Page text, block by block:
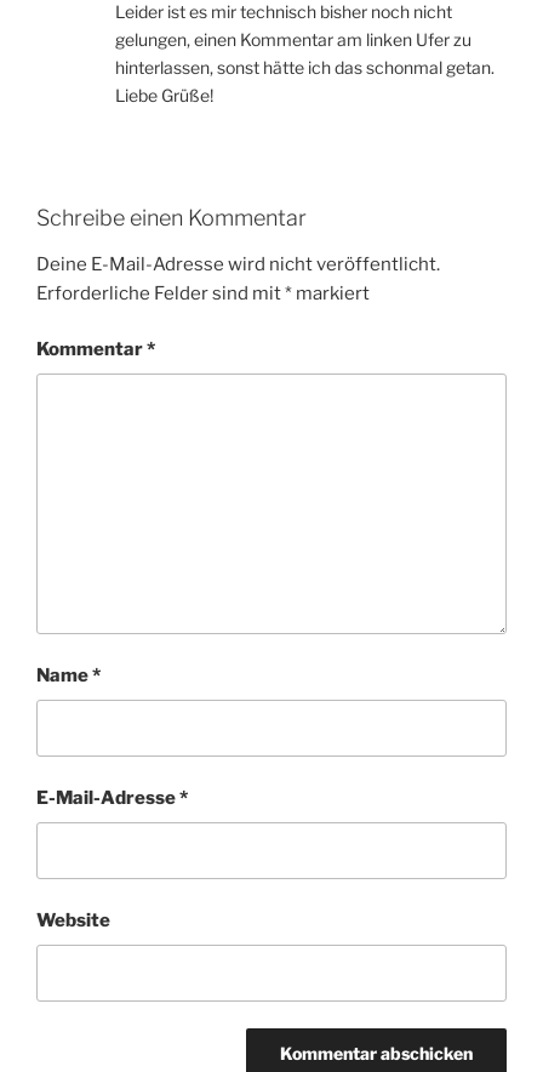
Leider ist es mir technisch bisher noch nicht
gelungen, einen Kommentar am linken Ufer zu
hinterlassen, sonst hätte ich das schonmal getan.
Liebe Grüße!
Schreibe einen Kommentar
Deine E-Mail-Adresse wird nicht veröffentlicht.
Erforderliche Felder sind mit* markiert
Kommentar*
Name*
E-Mail-Adresse*
Website